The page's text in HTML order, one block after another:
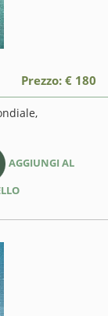
Prezzo: € 180
AGGIUNGI AL